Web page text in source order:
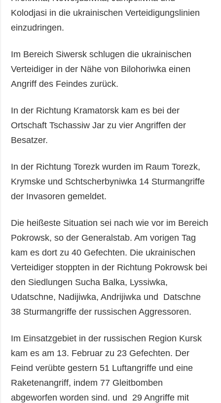
Kolodjasi in die ukrainischen Verteidigungslinien
einzudringen.
Im Bereich Siwersk schlugen die ukrainischen
Verteidiger in der Nähe von Bilohoriwka einen
Angriff des Feindes zurück.
In der Richtung Kramatorsk kam es bei der
Ortschaft Tschassiw Jar zu vier Angriffen der
Besatzer.
In der Richtung Torezk wurden im Raum Torezk,
Krymske und Schtscherbyniwka 14 Sturmangriffe
der Invasoren gemeldet.
Die heißeste Situation sei nach wie vor im Bereich
Pokrowsk, so der Generalstab. Am vorigen Tag
kam es dort zu 40 Gefechten. Die ukrainischen
Verteidiger stoppten in der Richtung Pokrowsk bei
den Siedlungen Sucha Balka, Lyssiwka,
Udatschne, Nadijiwka, Andrijiwka und Datschne
38 Sturmangriffe der russischen Aggressoren.
Im Einsatzgebiet in der russischen Region Kursk
kam es am 13. Februar zu 23 Gefechten. Der
Feind verübte gestern 51 Luftangriffe und eine
Raketenangriff, indem 77 Gleitbomben
abgeworfen worden sind. und 29 Angriffe mit